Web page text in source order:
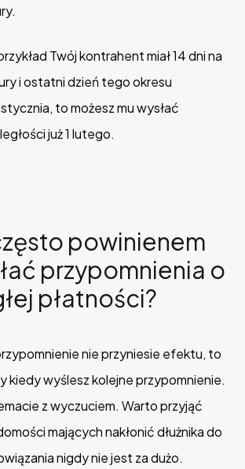
Twój kontrahent miał 14 dni na
i ostatni dzień tego okresu
to możesz mu wysłać
już 1 lutego.
powinienem
przypomnienia o
płatności?
nie przyniesie efektu, to
kiedy wyślesz kolejne przypomnienie.
z wyczuciem. Warto przyjąć
mających nakłonić dłużnika do
nigdy nie jest za dużo.